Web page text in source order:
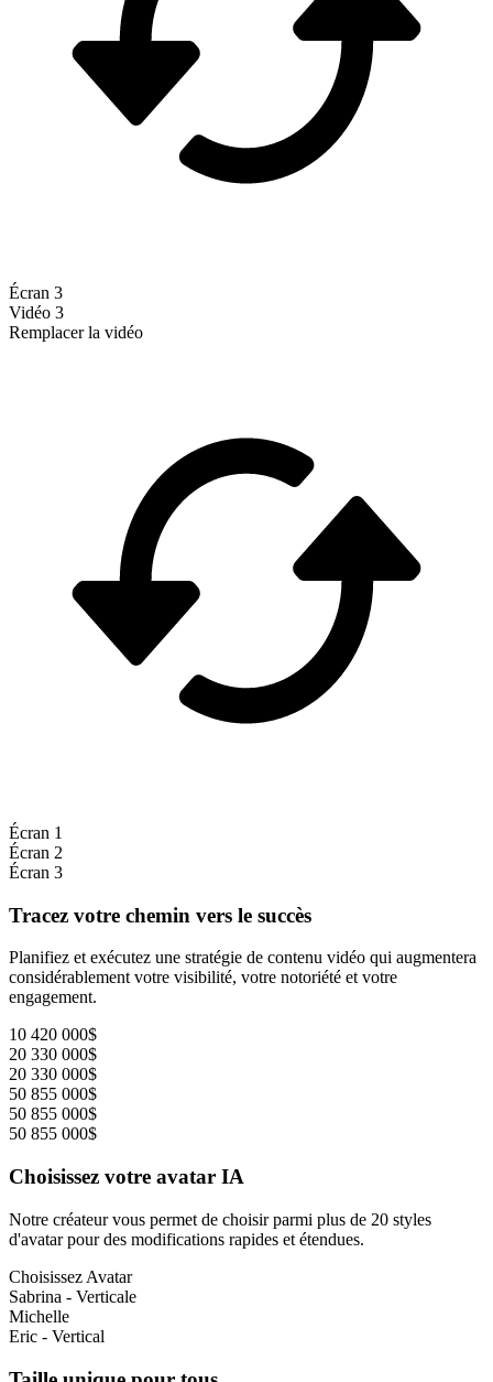
Écran 3
Vidéo 3
Remplacer la vidéo
Écran 1
Écran 2
Écran 3
Tracez votre chemin vers le succès
Planifiez et exécutez une stratégie de contenu vidéo qui augmentera
considérablement votre visibilité, votre notoriété et votre
engagement.
10 420 000$
20 330 000$
20 330 000$
50 855 000$
50 855 000$
50 855 000$
Choisissez votre avatar IA
Notre créateur vous permet de choisir parmi plus de 20 styles
d'avatar pour des modifications rapides et étendues.
Choisissez Avatar
Sabrina - Verticale
Michelle
Eric - Vertical